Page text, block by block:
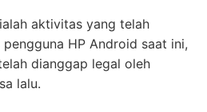
aktivitas yang telah
HP Android saat ini,
dianggap legal oleh
lalu.